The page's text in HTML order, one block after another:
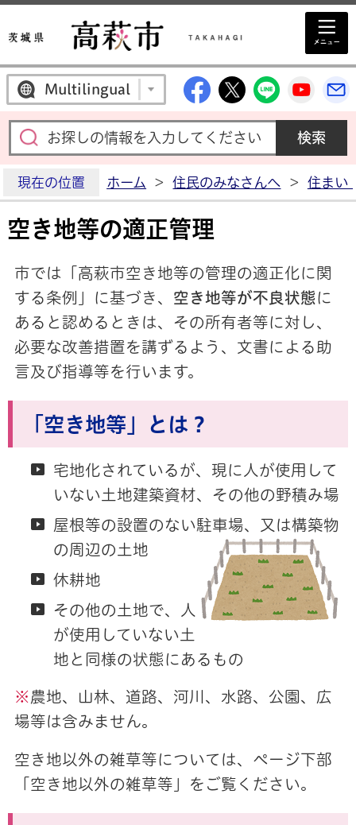
Multilingual 高萩市公式
高萩市公式X
高萩市
高
現在の位置 ホーム > 住民のみなさんへ > 住まい
空き地等の適正管理
市では「高萩市空き地等の管理の適正化に関
する条例」に基づき、 空き地等が不良状態に
あると認めるときは、その所有者等に対し、
必要な改善措置を講ずるよう、文書による助
言及び指導等を行います。
「空き地等」とは？
宅地化されているが、現に人が使用して
いない土地建築資材、その他の野積み場
屋根等の設置のない駐車場、又は構築物
の周辺の土地
休耕地
その他の土地で、人
が使用していない土
地と同様の状態にあるもの
※ 農地、山林、道路、河川、水路、公園、広
場等は含みません。
空き地以外の雑草等については、ページ下部
「空き地以外の雑草等」をご覧ください。